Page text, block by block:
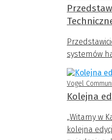
systemów
Vogel
Kolejna
„Witamy w
kolejna